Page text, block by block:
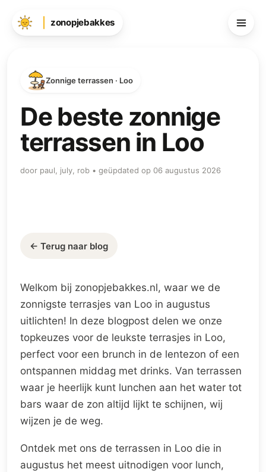
zonopjebakkes
Zonnige terrassen · Loo
De beste zonnige
terrassen in Loo
door paul, july, rob • geüpdated op 06 augustus 2026
← Terug naar blog
Welkom bij zonopjebakkes.nl, waar we de
zonnigste terrasjes van Loo in augustus
uitlichten! In deze blogpost delen we onze
topkeuzes voor de leukste terrasjes in Loo,
perfect voor een brunch in de lentezon of een
ontspannen middag met drinks. Van terrassen
waar je heerlijk kunt lunchen aan het water tot
bars waar de zon altijd lijkt te schijnen, wij
wijzen je de weg.
Ontdek met ons de terrassen in Loo die in
augustus het meest uitnodigen voor lunch,